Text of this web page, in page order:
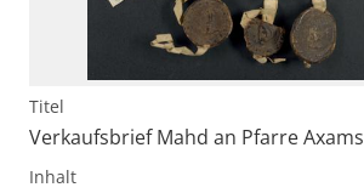
Titel
Verkaufsbrief Mahd an Pfarre Axams
Inhalt